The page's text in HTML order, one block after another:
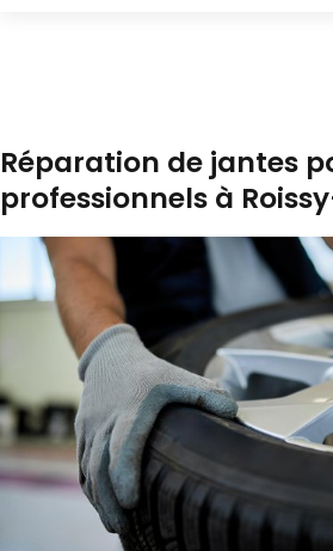
Réparation de jantes
professionnels à